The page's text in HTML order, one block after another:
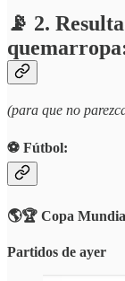
📡 2.
(para que no
⚽️ Fútbol:
🌎🏆 Copa
Partidos de ayer